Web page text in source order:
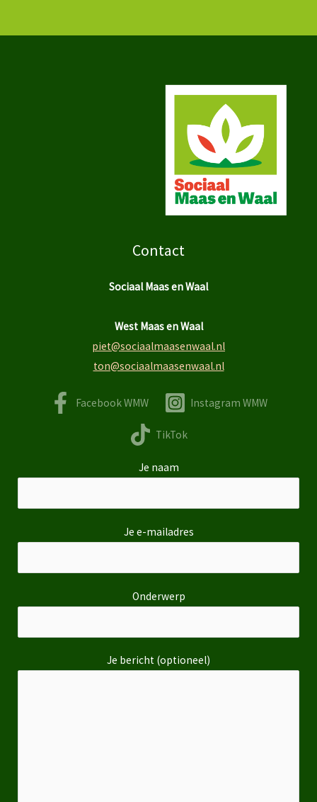
Contact
Sociaal Maas en Waal
West Maas en Waal
piet@sociaalmaasenwaal.nl
ton@sociaalmaasenwaal.nl
Facebook WMW Instagram WMW
TikTok
Je naam
Je e-mailadres
Onderwerp
Je bericht (optioneel)